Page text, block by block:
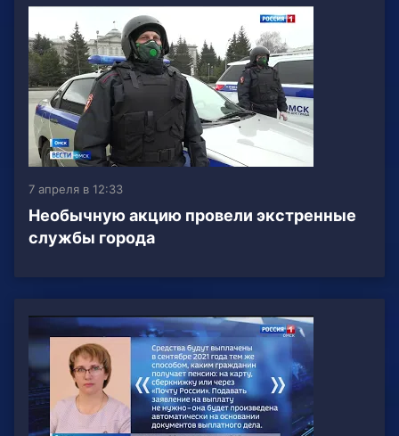
7 апреля в 12:33
Необычную акцию провели экстренные
службы города